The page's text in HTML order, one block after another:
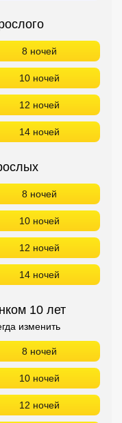
8 ночей
10 ночей
12 ночей
14 ночей
8 ночей
10 ночей
12 ночей
14 ночей
10 лет
изменить
8 ночей
10 ночей
12 ночей